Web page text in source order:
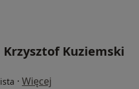
Kuziemski
· Więcej